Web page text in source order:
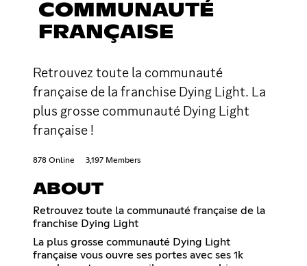
COMMUNAUTÉ
FRANÇAISE
Retrouvez toute la communauté
française de la franchise Dying Light. La
plus grosse communauté Dying Light
française !
878 Online 3,197 Members
ABOUT
Retrouvez toute la communauté française de la
franchise Dying Light
La plus grosse communauté Dying Light
française vous ouvre ses portes avec ses 1k